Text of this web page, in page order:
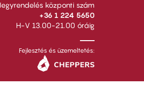
központi szám
+36 1 224 5650
H-V 13.00-21.00 óráig
Fejlesztés és üzemeltetés: